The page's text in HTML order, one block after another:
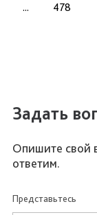
... 478
Задать
Опишите свой
ответим.
Представьтесь